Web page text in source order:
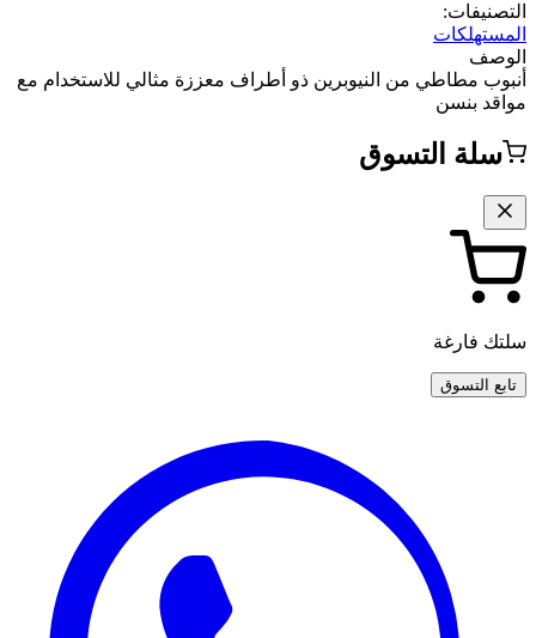
التصنيفات:
المستهلكات
الوصف
أنبوب مطاطي من النيوبرين ذو أطراف معززة مثالي للاستخدام مع
مواقد بنسن
سلة التسوق
سلتك فارغة
تابع التسوق